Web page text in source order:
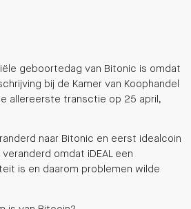
geboortedag van Bitonic is omdat
bij de Kamer van Koophandel
allereerste transctie op 25 april,
naar Bitonic en eerst idealcoin
omdat iDEAL een
is en daarom problemen wilde